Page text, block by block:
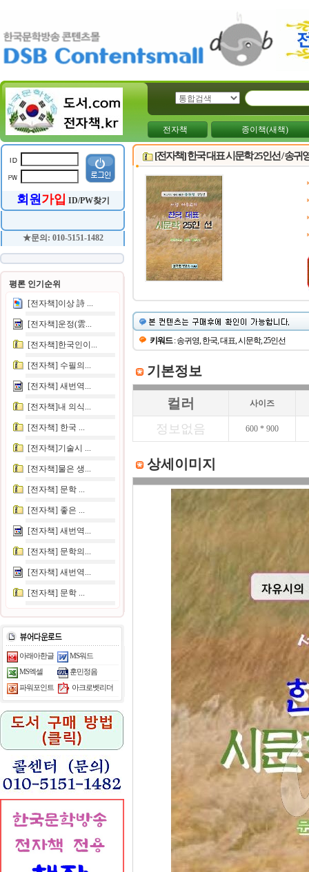
전자책 종이책(새책)
회원가입 ID/PW찾기
★문의: 010-5151-1482
평론 인기순위
[전자책]이상 詩 ...
[전자책]운정(雲...
[전자책]한국인이...
[전자책] 수필의...
[전자책] 새번역...
[전자책]내 의식...
[전자책] 한국 ...
[전자책]기술시 ...
[전자책]물은 생...
[전자책] 문학 ...
[전자책] 좋은 ...
[전자책] 새번역...
[전자책] 문학의...
[전자책] 새번역...
[전자책] 문학 ...
아래아한글 MS워드
MS엑셀 훈민정음
파워포인트 아크로벳리더
[전자책] 한국 대표 시문학 25인선 / 송귀
키워드: 송귀영, 한국, 대표, 시문학, 25인선
기본정보
컬러 사이즈
정보없음 600 * 900
상세이미지